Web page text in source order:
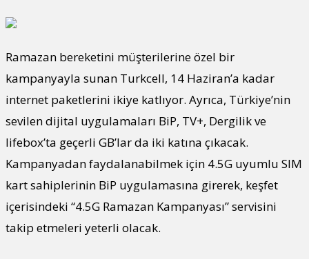
Ramazan bereketini müşterilerine özel bir
kampanyayla sunan Turkcell, 14 Haziran’a kadar
internet paketlerini ikiye katlıyor. Ayrıca, Türkiye’nin
sevilen dijital uygulamaları BiP, TV+, Dergilik ve
lifebox’ta geçerli GB’lar da iki katına çıkacak.
Kampanyadan faydalanabilmek için 4.5G uyumlu SIM
kart sahiplerinin BiP uygulamasına girerek, keşfet
içerisindeki “4.5G Ramazan Kampanyası” servisini
takip etmeleri yeterli olacak.